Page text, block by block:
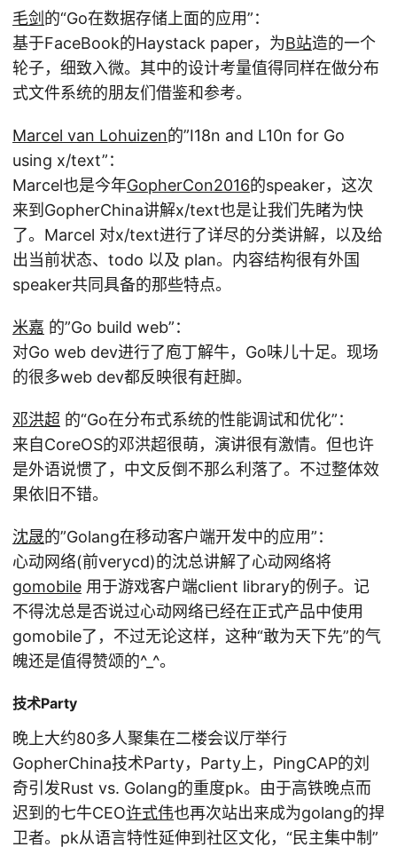
毛剑 的“Go在数据存储上面的应用”：
基于FaceBook的Haystack paper，为B站造的一个
轮子，细致入微。其中的设计考量值得同样在做分布
式文件系统的朋友们借鉴和参考。
Marcel van Lohuizen的”I18n and L10n for Go
using x/text”：
Marcel也是今年GopherCon2016的speaker，这次
来到GopherChina讲解x/text也是让我们先睹为快
了。Marcel 对x/text进行了详尽的分类讲解，以及给
出当前状态、todo 以及 plan。内容结构很有外国
speaker共同具备的那些特点。
米嘉 的”Go build web”：
对Go web dev进行了庖丁解牛，Go味儿十足。现场
的很多web dev都反映很有赶脚。
邓洪超 的“Go在分布式系统的性能调试和优化”：
来自CoreOS的邓洪超很萌，演讲很有激情。但也许
是外语说惯了，中文反倒不那么利落了。不过整体效
果依旧不错。
沈晟的”Golang在移动客户端开发中的应用”：
心动网络(前verycd)的沈总讲解了心动网络将
gomobile 用于游戏客户端client library的例子。记
不得沈总是否说过心动网络已经在正式产品中使用
gomobile了，不过无论这样，这种“敢为天下先”的气
魄还是值得赞颂的^_^。
技术Party
晚上大约80多人聚集在二楼会议厅举行
GopherChina技术Party，Party上，PingCAP的刘
奇引发Rust vs. Golang的重度pk。由于高铁晚点而
迟到的七牛CEO许式伟也再次站出来成为golang的捍
卫者。pk从语言特性延伸到社区文化，“民主集中制”